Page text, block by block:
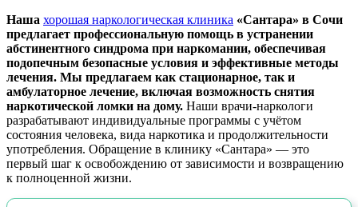
Наша хорошая наркологическая клиника «Сантара» в Сочи
предлагает профессиональную помощь в устранении
абстинентного синдрома при наркомании, обеспечивая
подопечным безопасные условия и эффективные методы
лечения. Мы предлагаем как стационарное, так и
амбулаторное лечение, включая возможность снятия
наркотической ломки на дому. Наши врачи-наркологи
разрабатывают индивидуальные программы с учётом
состояния человека, вида наркотика и продолжительности
употребления. Обращение в клинику «Сантара» — это
первый шаг к освобождению от зависимости и возвращению
к полноценной жизни.